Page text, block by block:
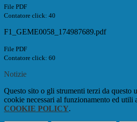
File PDF
Contatore click: 40
F1_GEME0058_174987689.pdf
File PDF
Contatore click: 60
Notizie
Questo sito o gli strumenti terzi da questo
cookie necessari al funzionamento ed utili
COOKIE POLICY.